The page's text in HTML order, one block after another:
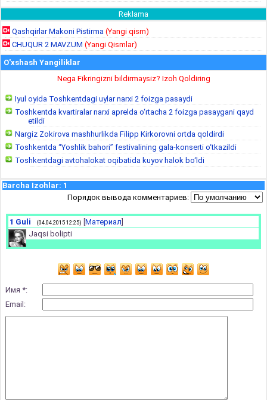
Reklama
Qashqirlar Makoni Pistirma (Yangi qism)
CHUQUR 2 MAVZUM (Yangi Qismlar)
O'xshash Yangiliklar
Nega Fikringizni bildirmaysiz? Izoh Qoldiring
Iyul oyida Toshkentdagi uylar narxi 2 foizga pasaydi
Toshkentda kvartiralar narxi aprelda o‘rtacha 2 foizga pasaygani qayd
etildi
Nargiz Zokirova mashhurlikda Filipp Kirkorovni ortda qoldirdi
Toshkentda “Yoshlik bahori” festivalining gala-konserti o‘tkazildi
Toshkentdagi avtohalokat oqibatida kuyov halok bo‘ldi
Barcha Izohlar: 1
Порядок вывода комментариев:
1 Guli (04.04.2015 12:25) Материал
Jaqsi bolipti
Имя *:
Email: